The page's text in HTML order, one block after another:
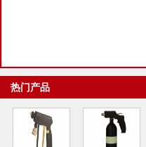
热门产品